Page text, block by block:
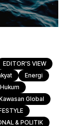
EDITOR'S VIEW
Energi
Hukum
Global
& POLITIK